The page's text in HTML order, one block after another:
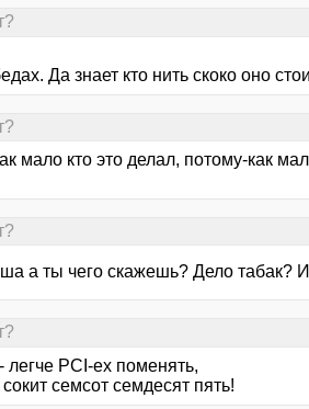
Да знает кто нить скоко оно
мало кто это делал, потому-как
а ты чего скажешь? Дело табак?
легче PCI-ex поменять,
семсот семдесят пять!